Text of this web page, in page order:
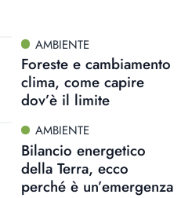
AMBIENTE
Foreste e cambiamento
clima, come capire
dov’è il limite
AMBIENTE
Bilancio energetico
della Terra, ecco
perché è un’emergenza